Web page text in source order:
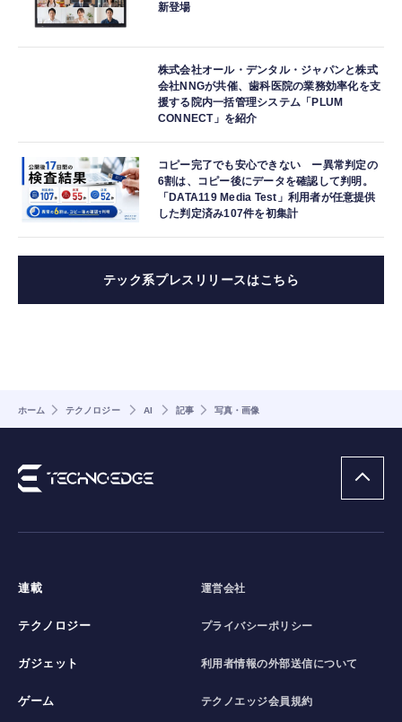
新登場
株式会社オール・デンタル・ジャパンと株式
会社NNGが共催、歯科医院の業務効率化を支
援する院内一括管理システム「PLUM
CONNECT」を紹介
コピー完了でも安心できない ー異常判定の
6割は、コピー後にデータを確認して判明。
「DATA119 Media Test」利用者が任意提供
した判定済み107件を初集計
テック系プレスリリースはこちら
ホーム テクノロジー AI 記事 写真・画像
連載
テクノロジー
ガジェット
ゲーム
運営会社
プライバシーポリシー
利用者情報の外部送信について
テクノエッジ会員規約